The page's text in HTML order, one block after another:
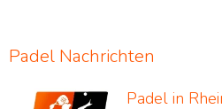
Padel Nachrichten